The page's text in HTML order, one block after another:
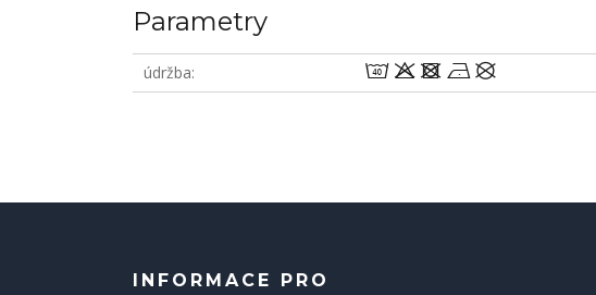
Parametry
údržba 8odnU
INFORMACE PRO